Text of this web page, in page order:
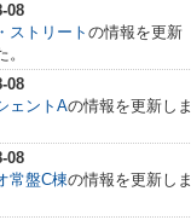
08
ストリート の情報を更新
。
08
ェントAの情報を更新しま
08
常盤C棟の情報を更新しま